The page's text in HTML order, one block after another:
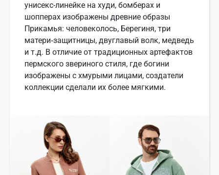
унисекс-линейке на худи, бомберах и
шопперах изображены древние образы
Прикамья: человеколось, Берегиня, три
матери‑защитницы, двуглавый волк, медведь
и т.д. В отличие от традиционных артефактов
пермского звериного стиля, где богини
изображены с хмурыми лицами, создатели
коллекции сделали их более мягкими.